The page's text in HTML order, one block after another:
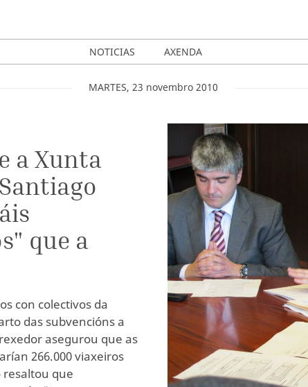
NOTICIAS AXENDA
MARTES, 23 novembro 2010
a Xunta
que a
con colectivos da
das subvencións a
asegurou que as
266.000 viaxeiros
resaltou que